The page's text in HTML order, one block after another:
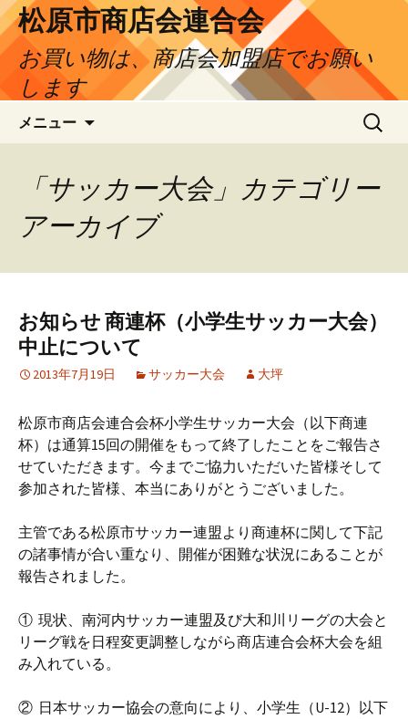
松原市商店会連合会
お買い物は、商店会加盟店でお願い
します
メニュー
ツ
へ
プ
検
索:
「サッカー大会」カテゴリー
アーカイブ
お知らせ 商連杯（小学生サッカー大会）
中止について
2013年7月19日 サッカー大会 大坪
松原市商店会連合会杯小学生サッカー大会（以下商連
杯）は通算15回の開催をもって終了したことをご報告さ
せていただきます。今までご協力いただいた皆様そして
参加された皆様、本当にありがとうございました。
主管である松原市サッカー連盟より商連杯に関して下記
の諸事情が合い重なり、開催が困難な状況にあることが
報告されました。
① 現状、南河内サッカー連盟及び大和川リーグの大会と
リーグ戦を日程変更調整しながら商店連合会杯大会を組
み入れている。
② 日本サッカー協会の意向により、小学生（U-12）以下